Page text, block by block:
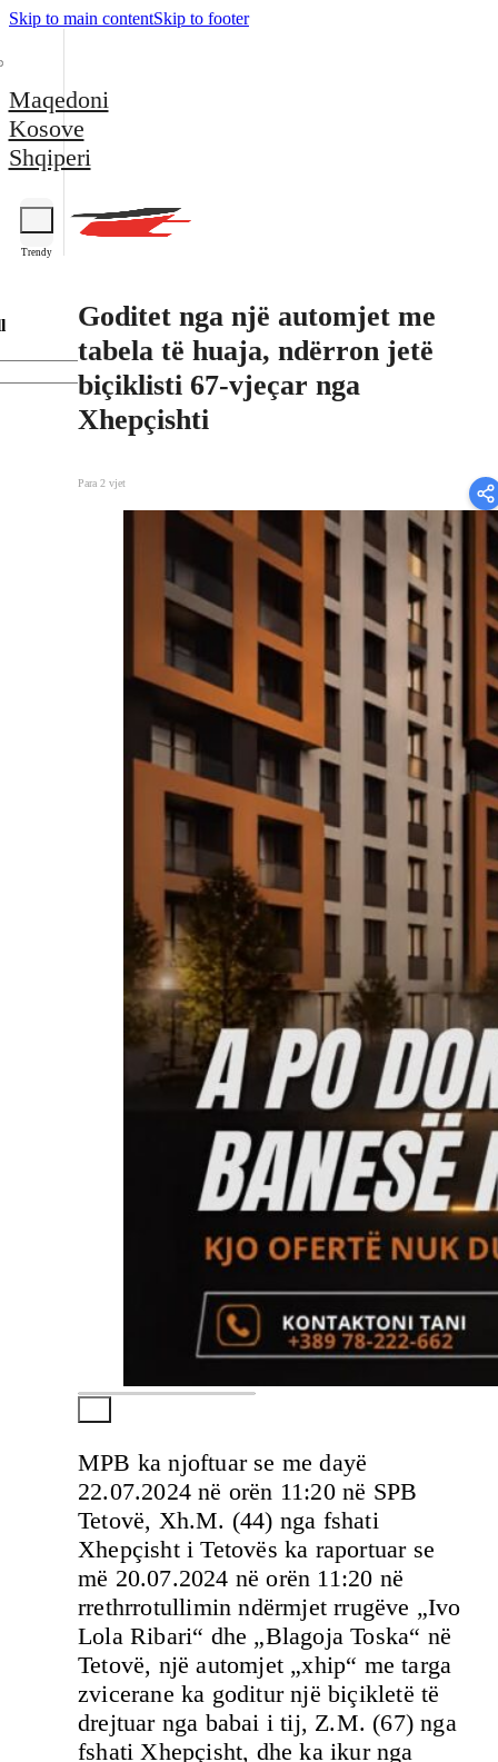
Skip to main contentSkip to footer
Maqedoni
Kosove
Shqiperi
Trendy
Goditet nga një automjet me
tabela të huaja, ndërron jetë
biçiklisti 67-vjeçar nga
Xhepçishti
Para 2 vjet
MPB ka njoftuar se me dayë
22.07.2024 në orën 11:20 në SPB
Tetovë, Xh.M. (44) nga fshati
Xhepçisht i Tetovës ka raportuar se
më 20.07.2024 në orën 11:20 në
rrethrrotullimin ndërmjet rrugëve „Ivo
Lola Ribari“ dhe „Blagoja Toska“ në
Tetovë, një automjet „xhip“ me targa
zvicerane ka goditur një biçikletë të
drejtuar nga babai i tij, Z.M. (67) nga
fshati Xhepçisht, dhe ka ikur nga